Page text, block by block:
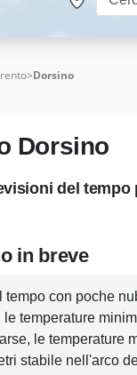
>Dorsino
Dorsino
del
in breve
con poche
temperature
le temperature
stabile nell'arco